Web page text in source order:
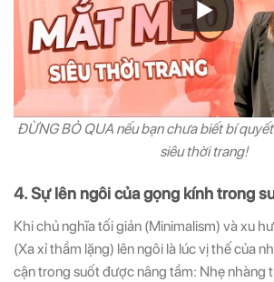
ĐỪNG BỎ QUA nếu bạn chưa biết bí
siêu thời trang!
4. Sự lên ngôi của gọng kính trong
Khi chủ nghĩa tối giản (Minimalism) và xu
(Xa xỉ thầm lặng) lên ngôi là lúc vị thế của
cận trong suốt được nâng tầm: Nhẹ nhàng